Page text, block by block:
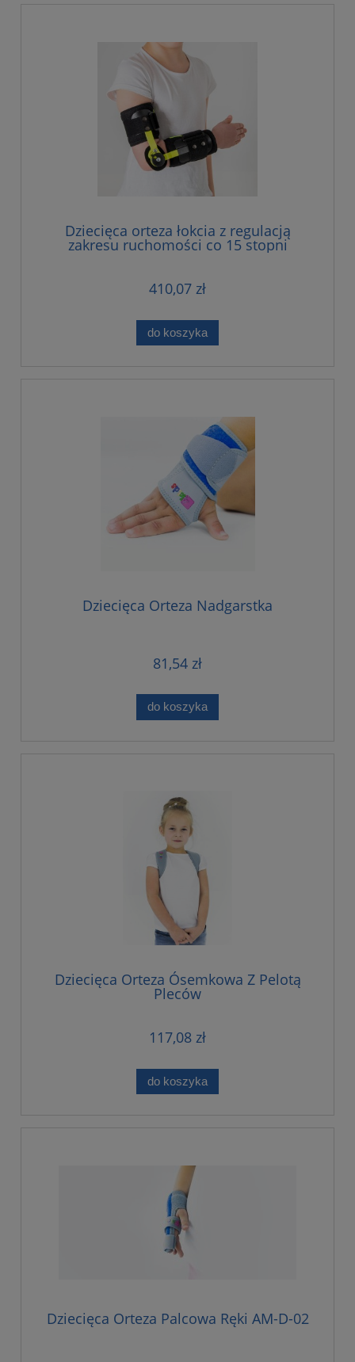
Dziecięca orteza łokcia z regulacją
zakresu ruchomości co 15 stopni
410,07 zł
do koszyka
Dziecięca Orteza Nadgarstka
81,54 zł
do koszyka
Dziecięca Orteza Ósemkowa Z Pelotą
Pleców
117,08 zł
do koszyka
Dziecięca Orteza Palcowa Ręki AM-D-02